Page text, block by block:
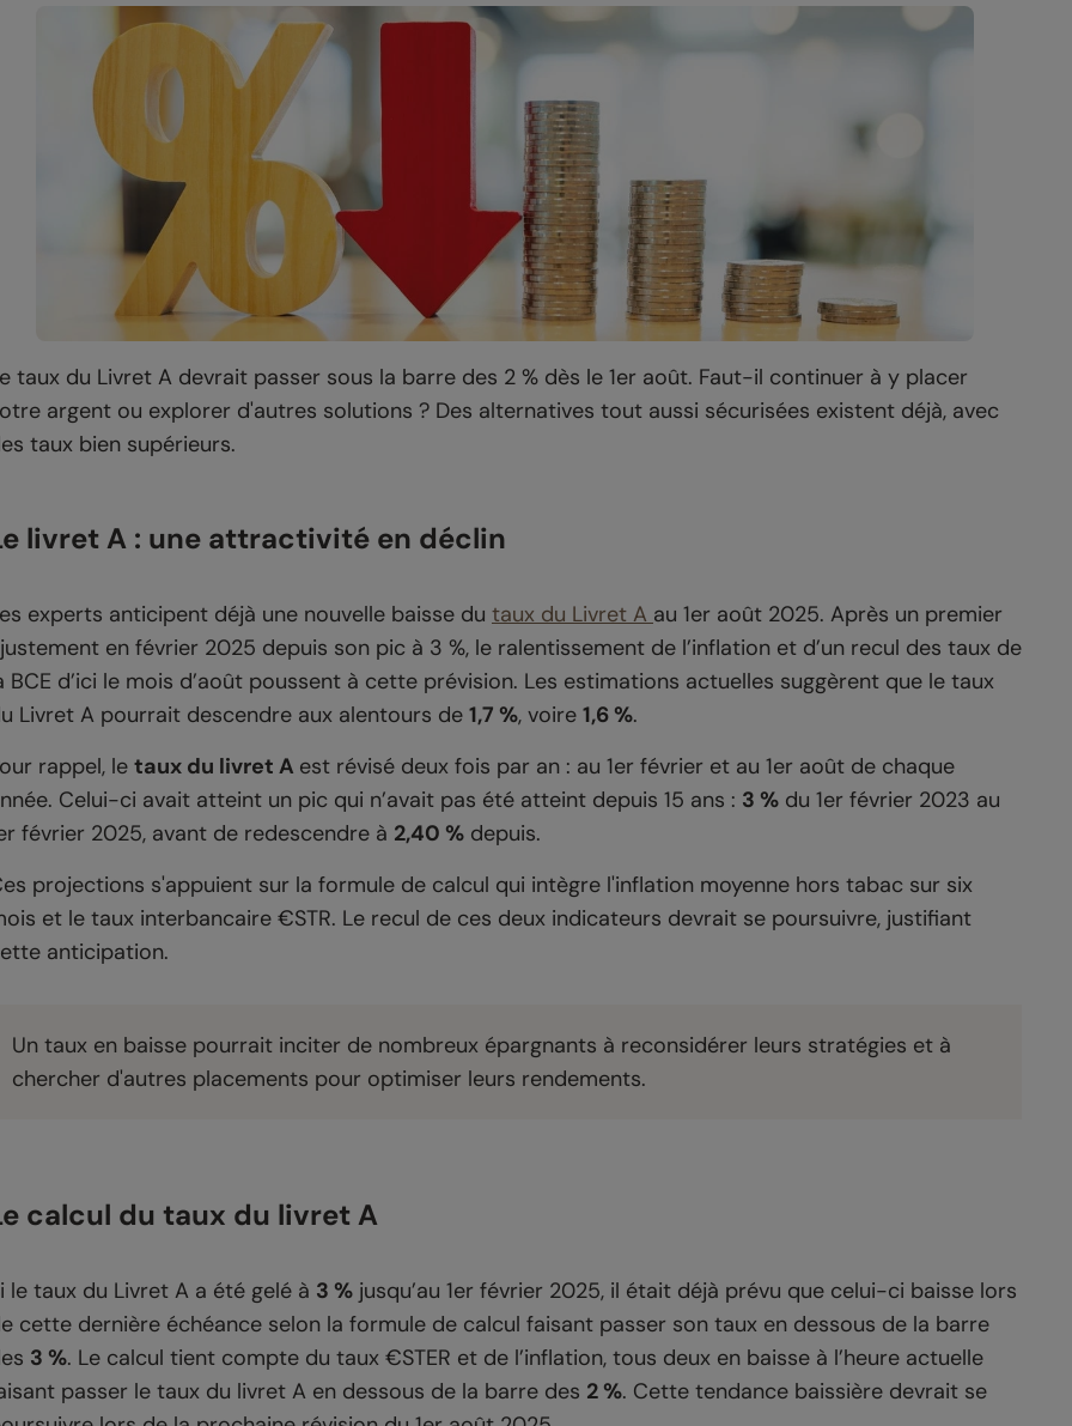
taux du Livret A devrait passer sous la barre des 2 % dès le 1er août. Faut-il continuer à y placer
argent ou explorer d'autres solutions ? Des alternatives tout aussi sécurisées existent déjà, avec
taux bien supérieurs.
livret A : une attractivité en déclin
experts anticipent déjà une nouvelle baisse du taux du Livret A au 1er août 2025. Après un premier
en février 2025 depuis son pic à 3 %, le ralentissement de l’inflation et d’un recul des taux de
BCE d’ici le mois d’août poussent à cette prévision. Les estimations actuelles suggèrent que le taux
Livret A pourrait descendre aux alentours de 1,7 %, voire 1,6 %.
rappel, le taux du livret A est révisé deux fois par an : au 1er février et au 1er août de chaque
Celui-ci avait atteint un pic qui n’avait pas été atteint depuis 15 ans : 3 % du 1er février 2023 au
février 2025, avant de redescendre à 2,40 % depuis.
projections s'appuient sur la formule de calcul qui intègre l'inflation moyenne hors tabac sur six
et le taux interbancaire €STR. Le recul de ces deux indicateurs devrait se poursuivre, justifiant
anticipation.
Un taux en baisse pourrait inciter de nombreux épargnants à reconsidérer leurs stratégies et à
chercher d'autres placements pour optimiser leurs rendements.
calcul du taux du livret A
le taux du Livret A a été gelé à 3 % jusqu’au 1er février 2025, il était déjà prévu que celui-ci baisse lors
cette dernière échéance selon la formule de calcul faisant passer son taux en dessous de la barre
3 %. Le calcul tient compte du taux €STER et de l’inflation, tous deux en baisse à l’heure actuelle
passer le taux du livret A en dessous de la barre des 2 %. Cette tendance baissière devrait se